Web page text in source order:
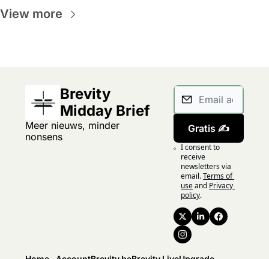
View more
Brevity
Midday Brief
Meer nieuws, minder
nonsens
Gratis ✍️
I consent to
receive
newsletters via
email.Terms of
useand Privacy
policy.